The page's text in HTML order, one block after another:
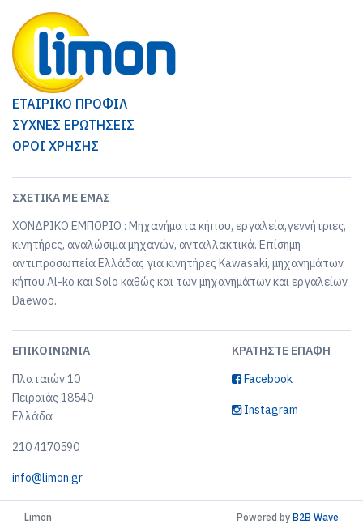
ΕΤΑΙΡΙΚΟ ΠΡΟΦΙΛ
ΣΥΧΝΕΣ ΕΡΩΤΗΣΕΙΣ
ΟΡΟΙ ΧΡΗΣΗΣ
ΣΧΕΤΙΚΆ ΜΕ ΕΜΆΣ
ΧΟΝΔΡΙΚΟ ΕΜΠΟΡΙΟ : Μηχανήματα κήπου, εργαλεία,γεννήτριες,
κινητήρες, αναλώσιμα μηχανών, ανταλλακτικά. Επίσημη
αντιπροσωπεία Ελλάδας για κινητήρες Kawasaki, μηχανημάτων
κήπου Al-ko και Solo καθώς και των μηχανημάτων και εργαλείων
Daewoo.
ΕΠΙΚΟΙΝΩΝΊΑ
Πλαταιών 10
Πειραιάς 18540
Ελλάδα
210 4170590
info@limon.gr
ΚΡΑΤΉΣΤΕ ΕΠΑΦΉ
Facebook
Instagram
Limon Powered by B2B Wave